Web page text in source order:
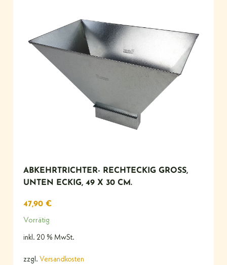
ABKEHRTRICHTER- RECHTECKIG GROSS, U
NTEN ECKIG, 49 X 30 CM.
47,90 €
Vorrätig
inkl. 20 % MwSt.
zzgl. Versandkosten